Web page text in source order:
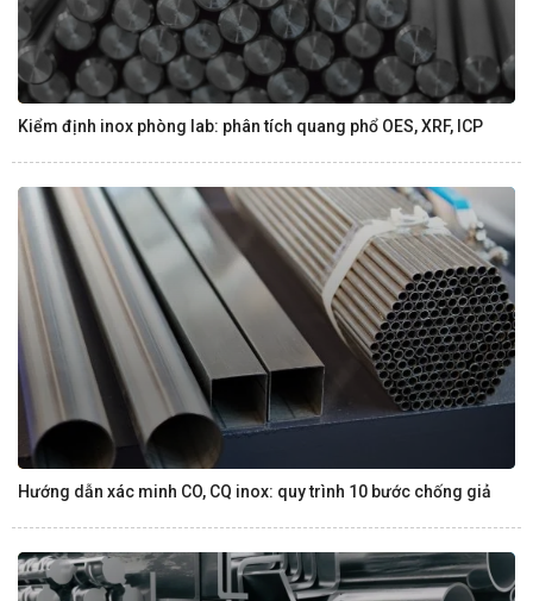
Kiểm định inox phòng lab: phân tích quang phổ OES, XRF, ICP
Hướng dẫn xác minh CO, CQ inox: quy trình 10 bước chống giả